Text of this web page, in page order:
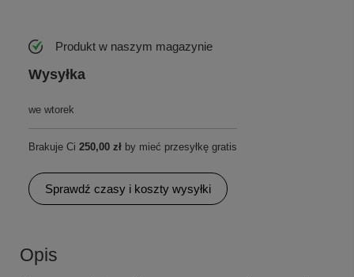
Produkt w naszym magazynie
Wysyłka
we wtorek
Brakuje Ci 250,00 zł by mieć przesyłkę gratis
Sprawdź czasy i koszty wysyłki
Opis